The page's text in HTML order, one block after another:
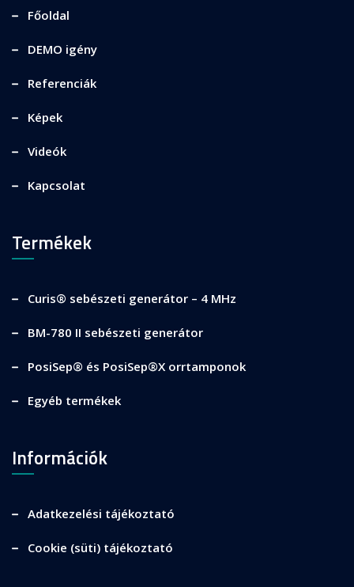
Főoldal
DEMO igény
Referenciák
Képek
Videók
Kapcsolat
Termékek
Curis® sebészeti generátor – 4 MHz
BM-780 II sebészeti generátor
PosiSep® és PosiSep®X orrtamponok
Egyéb termékek
Információk
Adatkezelési tájékoztató
Cookie (süti) tájékoztató